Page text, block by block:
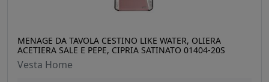
MENAGE DA TAVOLA CESTINO LIKE WATER, OLIERA
ACETIERA SALE E PEPE, CIPRIA SATINATO 01404-20S
Vesta Home